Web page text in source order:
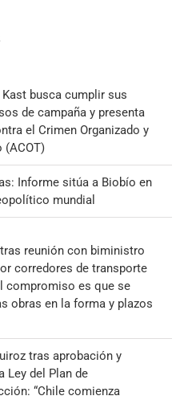
Kast busca cumplir sus
de campaña y presenta
el Crimen Organizado y
(ACOT)
Informe sitúa a Biobío en
mundial
reunión con biministro
corredores de transporte
compromiso es que se
obras en la forma y plazos
tras aprobación y
Ley del Plan de
“Chile comienza